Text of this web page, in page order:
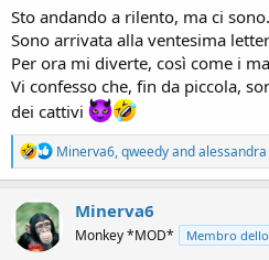
i
s
c
u
s
s
i
o
n
e
z
i
o
Sto andando a rilento, ma ci
Sono arrivata alla ventesima
Per ora mi diverte, così come i
Vi confesso che, fin da piccola,
dei cattivi
R
e
a
t
i
Minerva6,qweedyandalessandra
Minerva6
Monkey *MOD* Membro